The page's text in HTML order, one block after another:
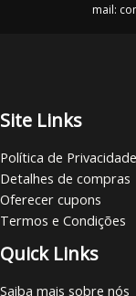
mail:
Site Links
Política de Privacidade
Detalhes de compras
Oferecer cupons
Termos e Condições
Quick Links
Saiba mais sobre nós